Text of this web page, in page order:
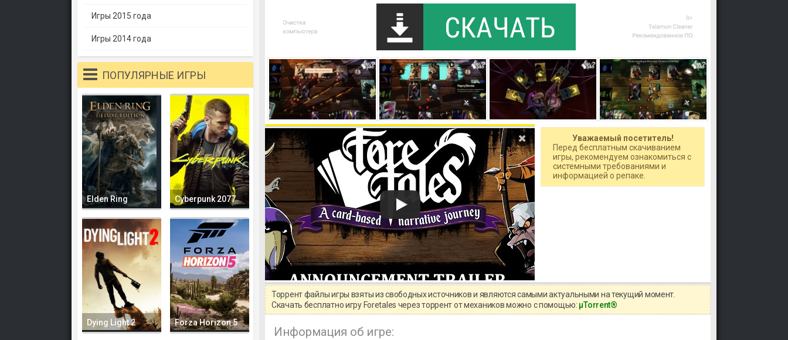
Уважаемый посетитель!
Перед бесплатным скачиванием
игры, рекомендуем ознакомиться с
системными требованиями и
информацией о репаке.
Торрент файлы игры взяты из свободных источников и являются самыми актуальными на текущий момент.
Скачать бесплатно игру Foretales через торрент от механиков можно с помощью: μTorrent®
Информация об игре:
Игры 2015 года
Игры 2014 года
ПОПУЛЯРНЫЕ ИГРЫ
Elden Ring Cyberpunk 2077
Dying Light 2 Forza Horizon 5